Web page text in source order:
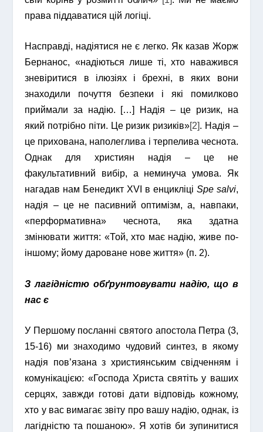
права піддаватися цій логіці.
Насправді, надіятися не є легко. Як казав Жорж
Бернанос, «надіються лише ті, хто наважився
зневіритися в ілюзіях і брехні, в яких вони
знаходили почуття безпеки і які помилково
приймали за надію. […] Надія – це ризик, на
який потрібно піти. Це ризик ризиків»[2]. Надія –
це прихована, наполеглива і терпелива чеснота.
Однак для християн надія – це не
факультативний вибір, а неминуча умова. Як
нагадав нам Бенедикт XVI в енцикліці Spe salvi,
надія – це не пасивний оптимізм, а, навпаки,
«перформативна» чеснота, яка здатна
змінювати життя: «Той, хто має надію, живе по-
іншому; йому дароване нове життя» (п. 2).
З лагідністю обґрунтовувати надію, що в
нас є
У Першому посланні святого апостола Петра (3,
15-16) ми знаходимо чудовий синтез, в якому
надія пов’язана з християнським свідченням і
комунікацією: «Господа Христа святіть у ваших
серцях, завжди готові дати відповідь кожному,
хто у вас вимагає звіту про вашу надію, однак, із
лагідністю та пошаною». Я хотів би зупинитися